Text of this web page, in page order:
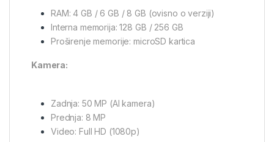
RAM: 4 GB / 6 GB / 8 GB (ovisno o verziji)
Interna memorija: 128 GB / 256 GB
Proširenje memorije: microSD kartica
Kamera:
Zadnja: 50 MP (AI kamera)
Prednja: 8 MP
Video: Full HD (1080p)